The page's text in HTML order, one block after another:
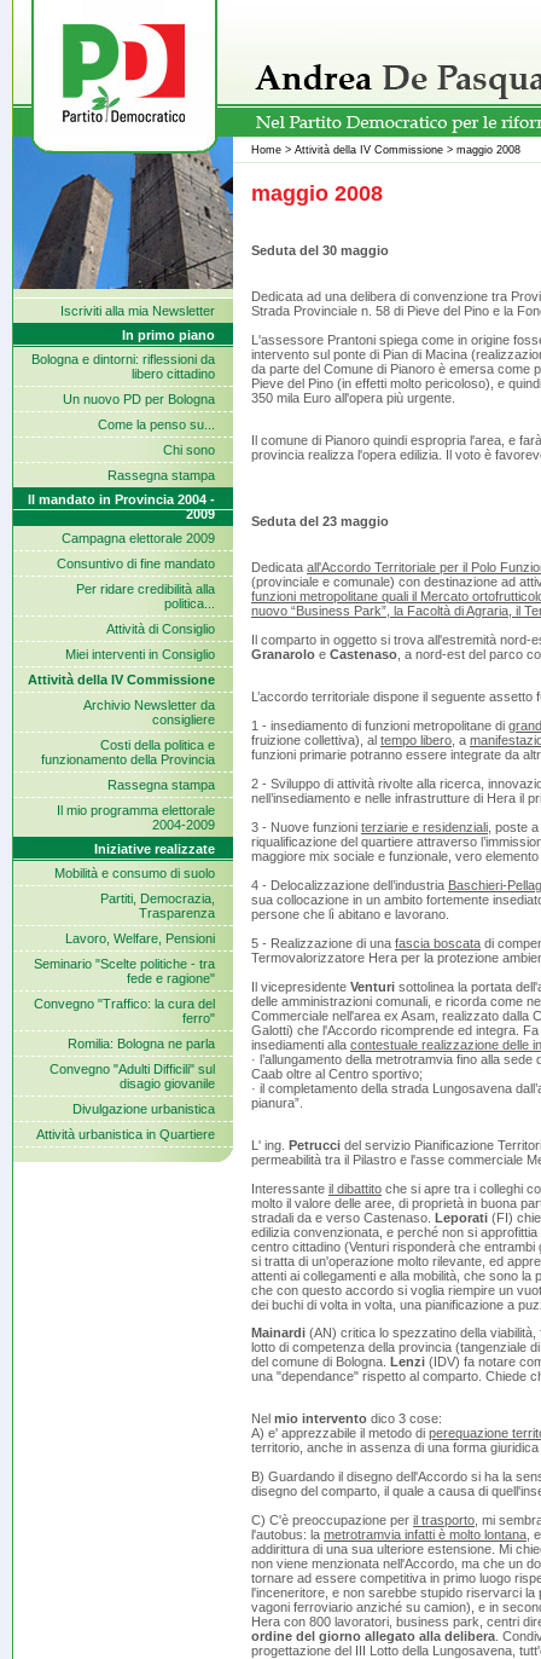
Iscriviti alla mia Newsletter
In primo piano
Bologna e dintorni: riflessioni da
libero cittadino
Un nuovo PD per Bologna
Come la penso su...
Chi sono
Rassegna stampa
Il mandato in Provincia 2004 -
2009
Campagna elettorale 2009
Consuntivo di fine mandato
Per ridare credibilità alla
politica...
Attività di Consiglio
Miei interventi in Consiglio
Attività della IV Commissione
Archivio Newsletter da
consigliere
Costi della politica e
funzionamento della Provincia
Rassegna stampa
Il mio programma elettorale
2004-2009
Iniziative realizzate
Mobilità e consumo di suolo
Partiti, Democrazia,
Trasparenza
Lavoro, Welfare, Pensioni
Seminario "Scelte politiche - tra
fede e ragione"
Convegno "Traffico: la cura del
ferro"
Romilia: Bologna ne parla
Convegno "Adulti Difficili" sul
disagio giovanile
Divulgazione urbanistica
Attività urbanistica in Quartiere
Home > Attività della IV Commissione > maggio 2008
maggio 2008
Seduta del 30 maggio
Dedicata ad una delibera di convenzione tra
Strada Provinciale n. 58 di Pieve del Pino e la
L'assessore Prantoni spiega come in origine
intervento sul ponte di Pian di Macina
da parte del Comune di Pianoro è emersa come
Pieve del Pino (in effetti molto pericoloso), e
350 mila Euro all'opera più urgente.
Il comune di Pianoro quindi espropria l'area, e
provincia realizza l'opera edilizia. Il voto è
Seduta del 23 maggio
Dedicata all'Accordo Territoriale per il Polo
(provinciale e comunale) con destinazione ad
funzioni metropolitane quali il Mercato
nuovo “Business Park”, la Facoltà di Agraria, il
Il comparto in oggetto si trova all'estremità nord-
Granarolo e Castenaso , a nord-est del parco
L’accordo territoriale dispone il seguente assetto
1 - insediamento di funzioni metropolitane di
fruizione collettiva), al tempo libero , a
funzioni primarie potranno essere integrate da
2 - Sviluppo di attività rivolte alla ricerca,
nell’insediamento e nelle infrastrutture di Hera il
3 - Nuove funzioni terziarie e residenziali , poste
riqualificazione del quartiere attraverso
maggiore mix sociale e funzionale, vero
4 - Delocalizzazione dell’industria Baschieri-
sua collocazione in un ambito fortemente
persone che lì abitano e lavorano.
5 - Realizzazione di una fascia boscata di
Termovalorizzatore Hera per la protezione
Il vicepresidente Venturi sottolinea la portata
delle amministrazioni comunali, e ricorda come
Commerciale nell'area ex Asam, realizzato dalla
Galotti) che l'Accordo ricomprende ed integra.
insediamenti alla contestuale realizzazione delle
· l’allungamento della metrotramvia fino alla
Caab oltre al Centro sportivo;
· il completamento della strada Lungosavena
pianura”.
L' ing. Petrucci del servizio Pianificazione
permeabilità tra il Pilastro e l'asse commerciale
Interessante il dibattito che si apre tra i colleghi
molto il valore delle aree, di proprietà in buona
stradali da e verso Castenaso. Leporati (FI)
edilizia convenzionata, e perché non si
centro cittadino (Venturi risponderà che
si tratta di un'operazione molto rilevante, ed
attenti ai collegamenti e alla mobilità, che sono
che con questo accordo si voglia riempire un
dei buchi di volta in volta, una pianificazione a
Mainardi (AN) critica lo spezzatino della
lotto di competenza della provincia (tangenziale
del comune di Bologna. Lenzi (IDV) fa notare
una "dependance" rispetto al comparto. Chiede
Nel mio intervento dico 3 cose:
A) e' apprezzabile il metodo di perequazione
territorio, anche in assenza di una forma
B) Guardando il disegno dell'Accordo si ha la
disegno del comparto, il quale a causa di
C) C'è preoccupazione per il trasporto , mi
l'autobus: la metrotramvia infatti è molto lontana ,
addirittura di una sua ulteriore estensione. Mi
non viene menzionata nell'Accordo, ma che un
tornare ad essere competitiva in primo luogo
l'inceneritore, e non sarebbe stupido riservarci
vagoni ferroviario anziché su camion), e in
Hera con 800 lavoratori, business park, centri
ordine del giorno allegato alla delibera .
progettazione del III Lotto della Lungosavena,